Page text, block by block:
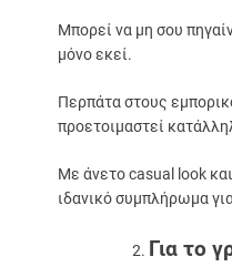
Μπορεί να μη σου
μόνο εκεί.
Περπάτα στους
προετοιμαστεί
Με άνετο casual look και
ιδανικό συμπλήρωμα
Για το